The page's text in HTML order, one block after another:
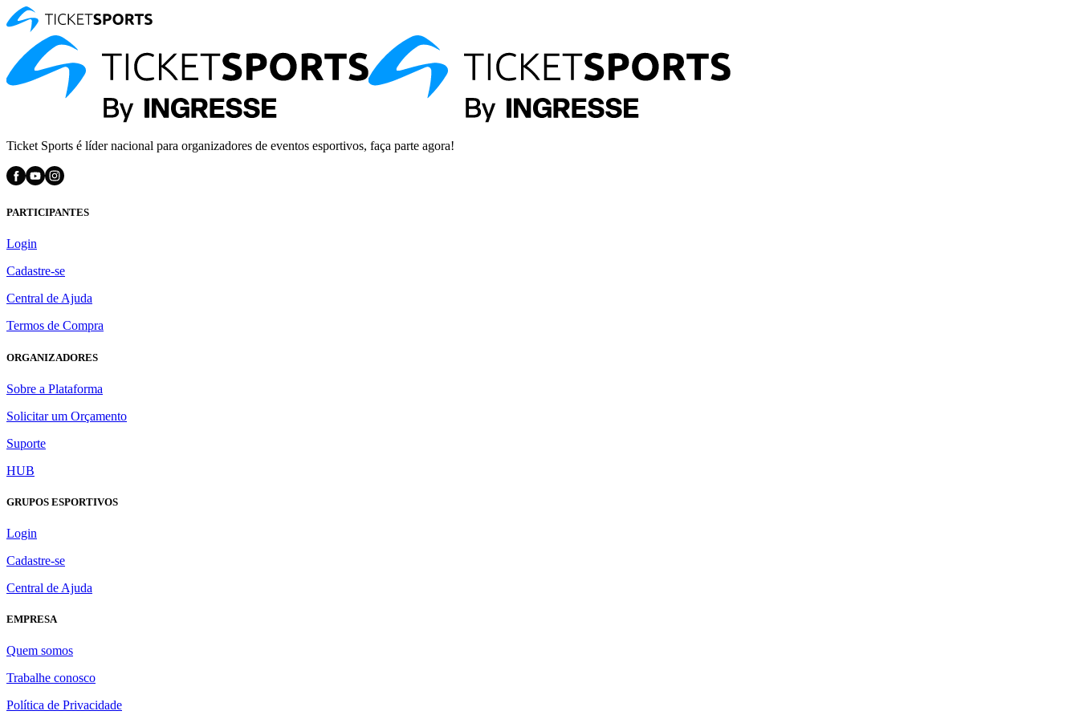
Ticket Sports é líder nacional para organizadores de eventos esportivos, faça parte agora!
PARTICIPANTES
Login
Cadastre-se
Central de Ajuda
Termos de Compra
ORGANIZADORES
Sobre a Plataforma
Solicitar um Orçamento
Suporte
HUB
GRUPOS ESPORTIVOS
Login
Cadastre-se
Central de Ajuda
EMPRESA
Quem somos
Trabalhe conosco
Política de Privacidade